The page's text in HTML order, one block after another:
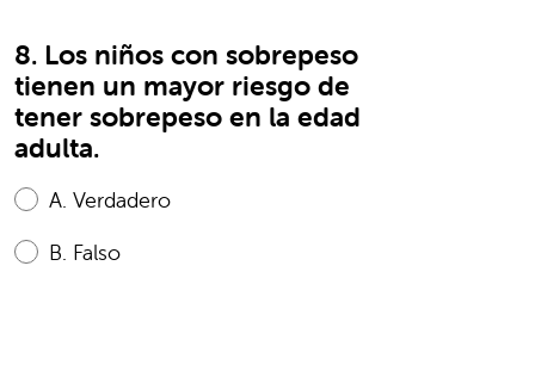
8. Los niños con sobrepeso
tienen un mayor riesgo de
tener sobrepeso en la edad
adulta.
A. Verdadero
B. Falso